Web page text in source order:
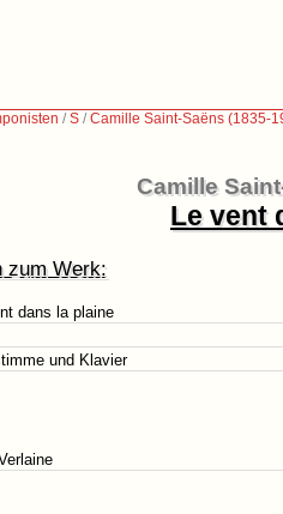
/S /Camille Saint-Saëns (1835-
Camille
Le vent
zum Werk:
dans la plaine
und Klavier